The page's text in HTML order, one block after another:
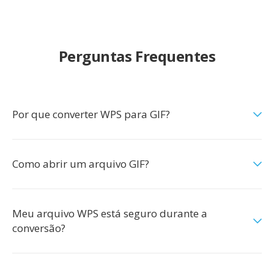
Perguntas Frequentes
Por que converter WPS para GIF?
Como abrir um arquivo GIF?
Meu arquivo WPS está seguro durante a
conversão?